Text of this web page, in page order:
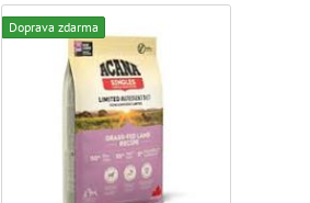
Doprava zdarma